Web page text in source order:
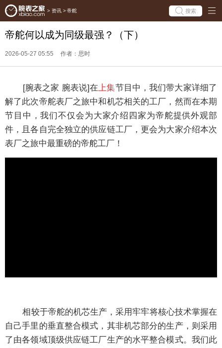
> 资讯 > 帝舵 搜索
帝舵何以成为同级最强？（下）
2026-05-27 05:55 作者：思时
[腕表之家 腕表说]在上集节目中，我们带大家详细了
解了此次帝舵表厂之旅中和机芯相关的工厂，然而在本期
节目中，我们不仅会为大家介绍四家为帝舵提供外观部
件，且各自完全独立的供应链工厂，更会为大家介绍本次
表厂之旅中最重磅的帝舵工厂！
相较于帝舵的机芯生产，采用牢牢将核心技术掌握在
自己手里的垂直整合模式，其非机芯部分的生产，则采用
了由各领域顶级供应链工厂生产的水平整合模式。我们此